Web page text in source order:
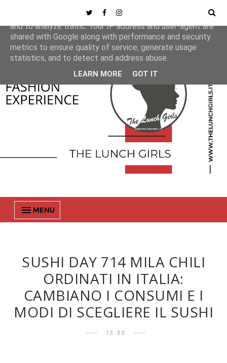
MENU
SUSHI DAY 714 MILA CHILI
ORDINATI IN ITALIA:
CAMBIANO I CONSUMI E I
MODI DI SCEGLIERE IL SUSHI
13:33
This site uses cookies from Google to deliver its services
and to analyze traffic. Your IP address and user-agent are
shared with Google along with performance and security
metrics to ensure quality of service, generate usage
statistics, and to detect and address abuse.
LEARN MORE GOT IT